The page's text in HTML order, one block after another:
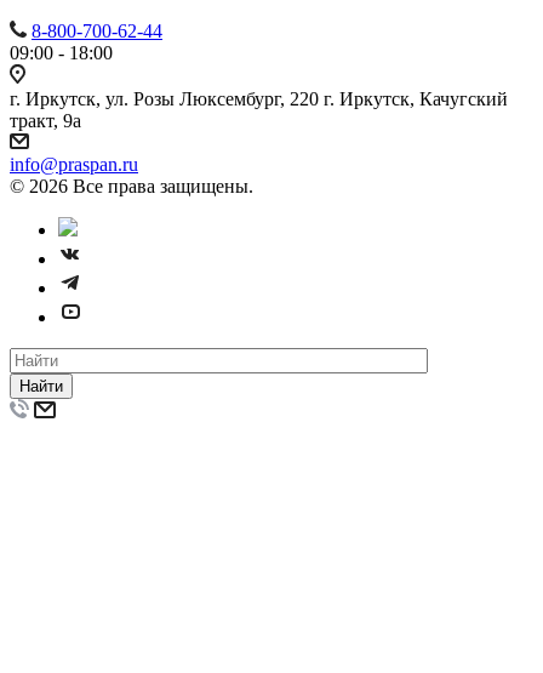
8-800-700-62-44
09:00 - 18:00
г. Иркутск, ул. Розы Люксембург, 220 г. Иркутск, Качугский
тракт, 9а
info@praspan.ru
© 2026 Все права защищены.
Найти